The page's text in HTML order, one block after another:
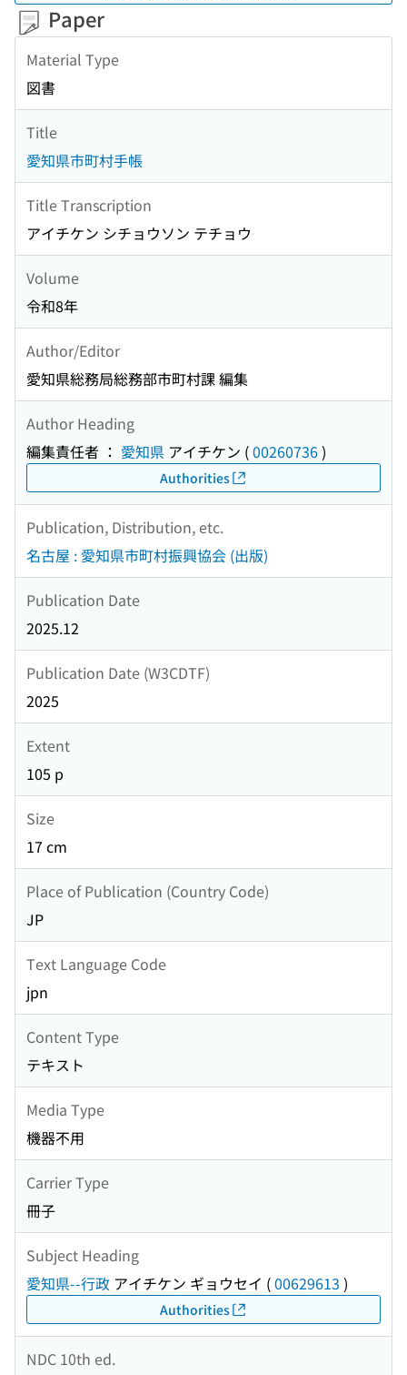
Paper
Material Type
図書
Title
愛知県市町村手帳
Title Transcription
アイチケン シチョウソン テチョウ
Volume
令和8年
Author/Editor
愛知県総務局総務部市町村課 編集
Author Heading
編集責任者 ： 愛知県 アイチケン (00260736)
Authorities
Publication, Distribution, etc.
名古屋 : 愛知県市町村振興協会 (出版)
Publication Date
2025.12
Publication Date (W3CDTF)
2025
Extent
105 p
Size
17 cm
Place of Publication (Country Code)
JP
Text Language Code
jpn
Content Type
テキスト
Media Type
機器不用
Carrier Type
冊子
Subject Heading
愛知県--行政 アイチケン ギョウセイ (00629613 )
Authorities
NDC 10th ed.